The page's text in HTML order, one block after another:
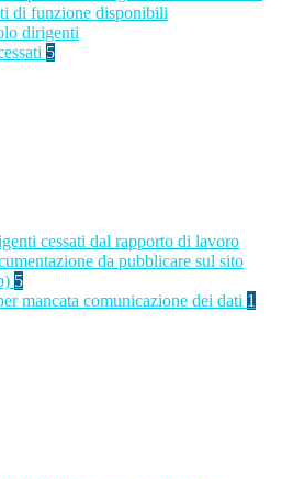
di funzione disponibili
dirigenti
5
cessati dal rapporto di lavoro
da pubblicare sul sito
5
mancata comunicazione dei dati 1